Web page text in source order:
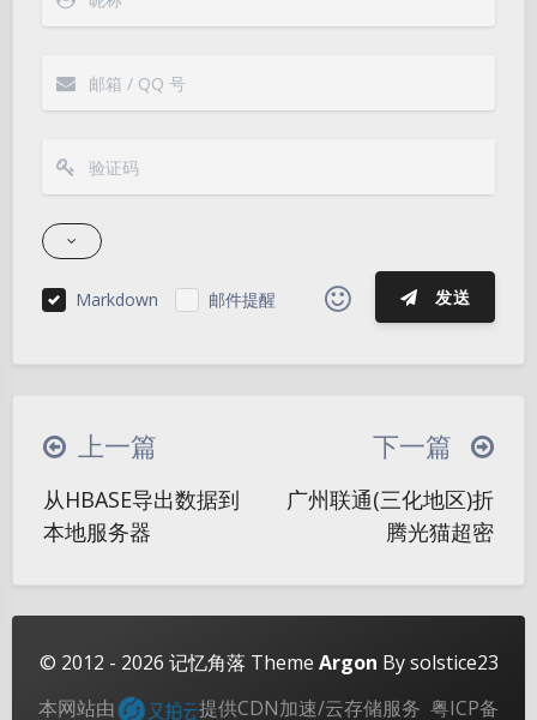
Sans Serif Serif
浅阴影 深阴影
关闭 日落 暗化 灰度
Markdown 邮件提醒 发送
|´・ω・)ノ ヾ(≧∇≦*)ゝ
(☆ω☆)
∠( ᐛ 」∠)＿
୧(๑•̀⌄•́๑)૭
(ノ°ο°)ノ
(´இ皿இ｀)
(╯°A°)╯︵○○○
φ(￣∇￣o)
Σ(っ °Д °;)っ
( ,,´･ω･)ﾉ"(´っω･｀｡)
╮(╯▽╰)╭
o(*////▽////*)q ＞﹏＜
上一篇
从HBASE导出数据到
本地服务器
下一篇
广州联通(三化地区)折
腾光猫超密
© 2012 - 2026 记忆角落 Theme Argon By solstice23
本网站由
提供CDN加速/云存储服务 粤ICP备